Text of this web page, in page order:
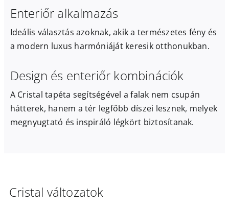
Enteriőr alkalmazás
Ideális választás azoknak, akik a természetes fény és
a modern luxus harmóniáját keresik otthonukban.
Design és enteriőr kombinációk
A Cristal tapéta segítségével a falak nem csupán
hátterek, hanem a tér legfőbb díszei lesznek, melyek
megnyugtató és inspiráló légkört biztosítanak.
Cristal változatok